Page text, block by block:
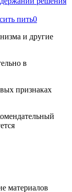
пить0
в
признаках
материалов